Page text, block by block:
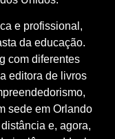
e profissional,
da educação.
com diferentes
editora de livros
sede em Orlando
e, agora,